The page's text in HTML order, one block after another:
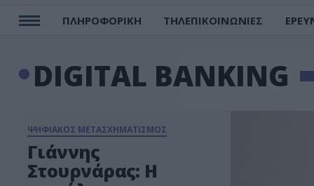
ΠΛΗΡΟΦΟΡΙΚΗ ΤΗΛΕΠΙΚΟΙΝΩΝΙΕΣ
DIGITAL BANKING
ΨΗΦΙΑΚΟΣ ΜΕΤΑΣΧΗΜΑΤΙΣΜΟΣ
Γιάννης
Στουρνάρας: Η